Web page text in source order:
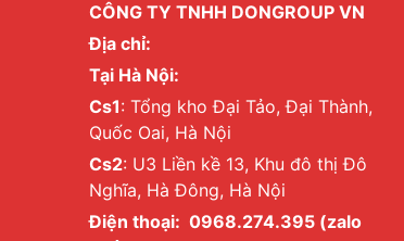
CÔNG TY TNHH DONGROUP VN
Địa chỉ:
Tại Hà Nội:
Cs1: Tổng kho Đại Tảo, Đại Thành,
Quốc Oai, Hà Nội
Cs2: U3 Liền kề 13, Khu đô thị Đô
Nghĩa, Hà Đông, Hà Nội
Điện thoại: 0968.274.395 (zalo